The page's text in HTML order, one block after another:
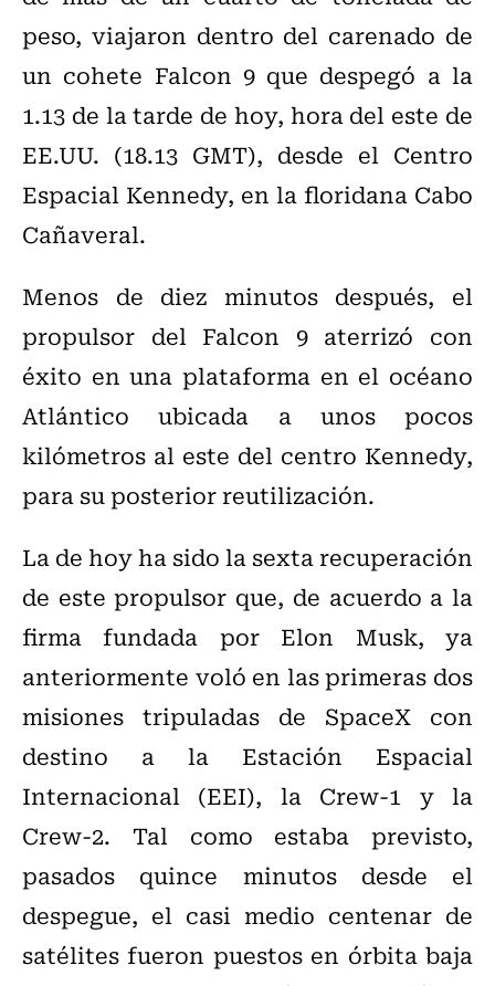
peso, viajaron dentro del carenado de
un cohete Falcon 9 que despegó a la
1.13 de la tarde de hoy, hora del este de
EE.UU. (18.13 GMT), desde el Centro
Espacial Kennedy, en la floridana Cabo
Cañaveral.
Menos de diez minutos después, el
propulsor del Falcon 9 aterrizó con
éxito en una plataforma en el océano
Atlántico ubicada a unos pocos
kilómetros al este del centro Kennedy,
para su posterior reutilización.
La de hoy ha sido la sexta recuperación
de este propulsor que, de acuerdo a la
firma fundada por Elon Musk, ya
anteriormente voló en las primeras dos
misiones tripuladas de SpaceX con
destino a la Estación Espacial
Internacional (EEI), la Crew-1 y la
Crew-2. Tal como estaba previsto,
pasados quince minutos desde el
despegue, el casi medio centenar de
satélites fueron puestos en órbita baja